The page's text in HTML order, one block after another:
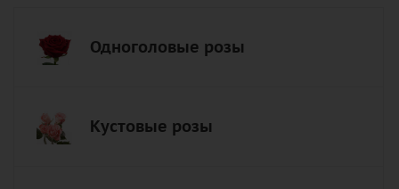
Одноголовые розы
Кустовые розы